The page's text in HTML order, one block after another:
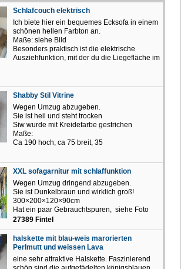
Schlafcouch elektrisch
Ich biete hier ein bequemes Ecksofa in einem
schönen hellen Farbton an.
Maße: siehe Bild
Besonders praktisch ist die elektrische
Ausziehfunktion, mit der du die Liegefläche im
Shabby Stil Vitrine
Wegen Umzug abzugeben.
Sie ist heil und steht trocken
Siw wurde mit Kreidefarbe gestrichen
Maße:
Ca 190 hoch, ca 75 breit, 35
XXL sofagarnitur mit schlaffunktion
Wegen Umzug dringend abzugeben.
Sie ist Dunkelbraun und wirklich groß!
300×200×120×90cm
Hat ein paar Gebrauchtspuren, siehe Foto
27389 Fintel
halskette mit blau-weis marorierten
Perlmutt und weissen Lava
eine sehr attraktive Halskette. Faszinierend